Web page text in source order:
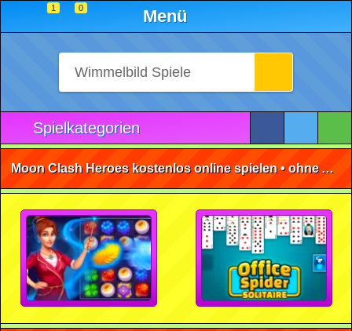
1 0 Menü
Spielkategorien
Moon Clash Heroes kostenlos online spielen • ohne Anmeldung 🕹️